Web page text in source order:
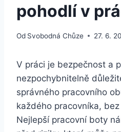
pohodlí v
Od Svobodná Chůze 27. 6.
V ​práci je⁤ bezpečnost⁣ a
nezpochybnitelně​
správného pracovního
každého ⁤pracovníka,
Nejlepší pracovní boty